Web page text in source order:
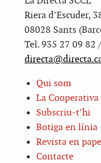
Riera d’Escuder,
08028 Sants
Tel. 935 27 09 82
Qui som
La Cooperativa
Subscriu-t’hi
Botiga en línia
Revista en
Contacte